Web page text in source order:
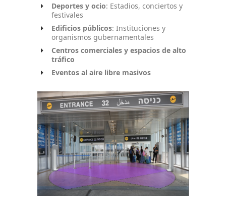
Deportes y ocio: Estadios, conciertos y
festivales
Edificios públicos: Instituciones y
organismos gubernamentales
Centros comerciales y espacios de alto
tráfico
Eventos al aire libre masivos